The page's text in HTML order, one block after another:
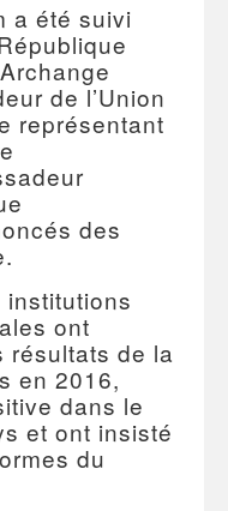
a été suivi
de l’Union
représentant
des
ont
résultats de la
en 2016,
dans le
et ont insisté
du